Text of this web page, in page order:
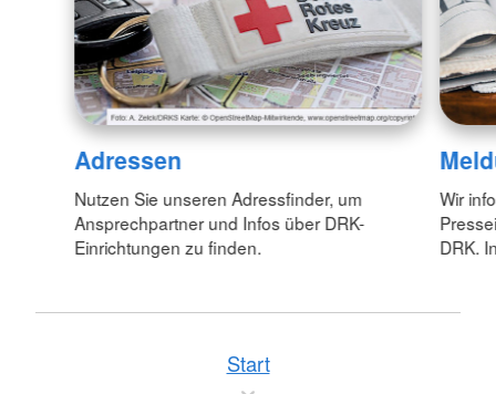
Adressen
Nutzen Sie unseren Adressfinder, um
Ansprechpartner und Infos über DRK-
Einrichtungen zu finden.
Wir
DRK.
Start